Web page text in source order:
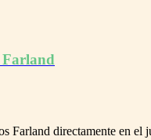
Farland
Farland directamente en el